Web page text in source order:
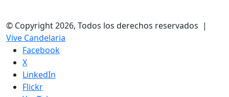
© Copyright 2026, Todos los derechos reservados |
Vive Candelaria
Facebook
X
LinkedIn
Flickr